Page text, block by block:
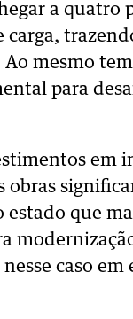
a quatro
mesmo
para
em
que
caso